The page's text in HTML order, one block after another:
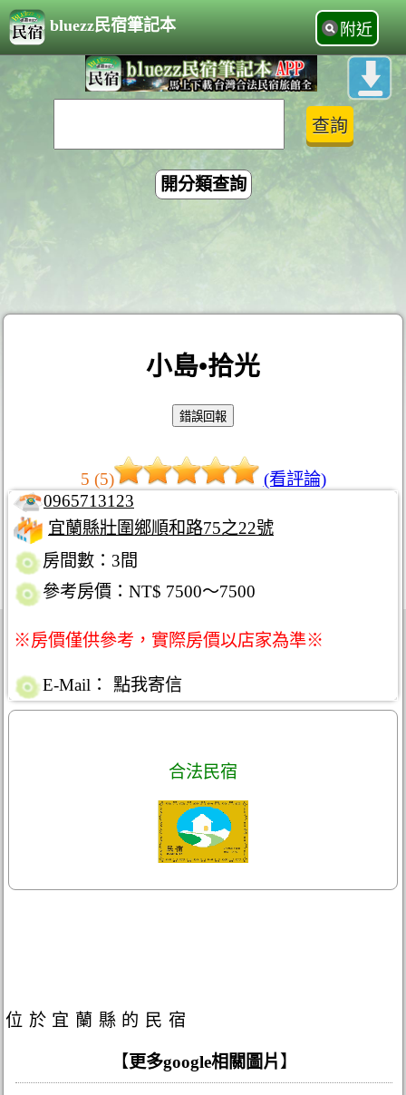
bluezz民宿筆記本 附近
開分類查詢
小島•拾光
5 (5)
(看評論)
0965713123
宜蘭縣壯圍鄉順和路75之22號
房間數：3間
參考房價：NT$ 7500～7500
※房價僅供參考，實際房價以店家為準※
E-Mail： 點我寄信
合法民宿
位於宜蘭縣的民宿
【 更多google相關圖片 】